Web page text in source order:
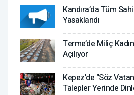
Kandıra’da Tüm
Yasaklandı
Terme’de Miliç
Açılıyor
Kepez’de “Söz
Talepler Yerinde